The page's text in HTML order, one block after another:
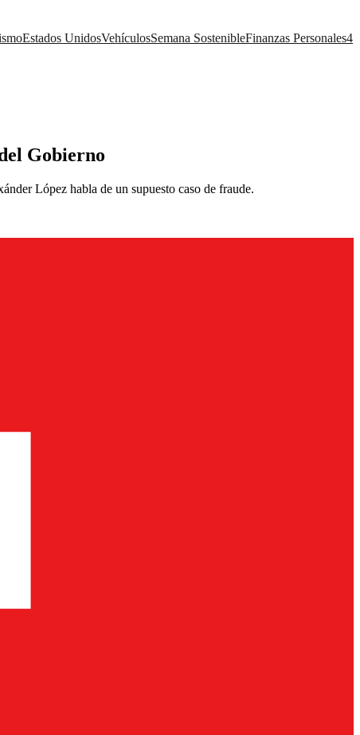
Estados UnidosVehículosSemana SostenibleFinanzas Personales4
Gobierno
López habla de un supuesto caso de fraude.